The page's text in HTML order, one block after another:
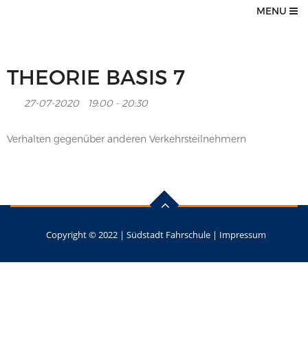
MENU
THEORIE BASIS 7
27-07-2020 19:00 - 20:30
Verhalten gegenüber anderen Verkehrsteilnehmern
Copyright © 2022 | Südstadt Fahrschule | Impressum